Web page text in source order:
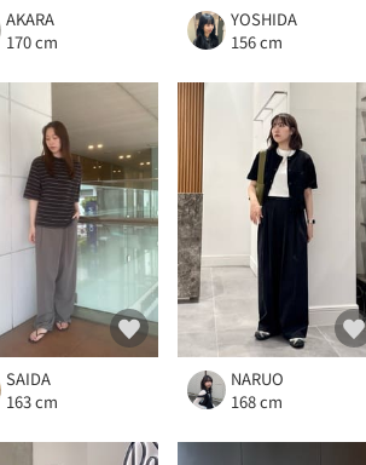
AKARA
170 cm
YOSHIDA
156 cm
SAIDA
163 cm
NARUO
168 cm